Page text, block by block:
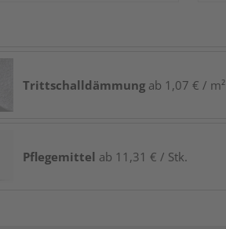
Trittschalldämmung ab 1,07 € / m²
Pflegemittel ab 11,31 € / Stk.